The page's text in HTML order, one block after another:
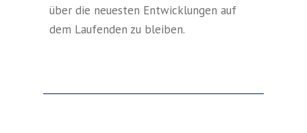
über die neuesten Entwicklungen auf
dem Laufenden zu bleiben.